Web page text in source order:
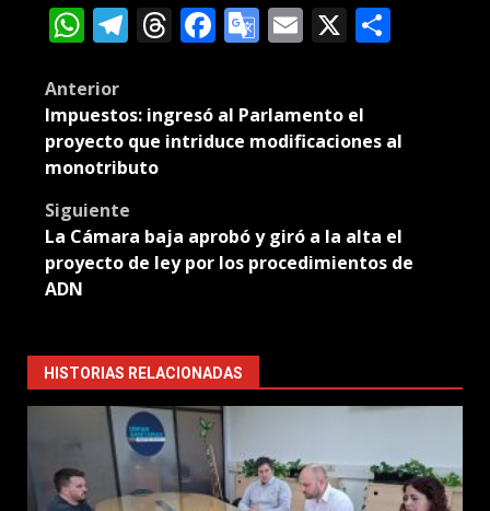
WhatsApp
Telegram
Threads
Facebook
Google
Email
X
Post
navigation
Anterior
Impuestos: ingresó al Parlamento el
proyecto que intriduce modificaciones al
monotributo
Siguiente
La Cámara baja aprobó y giró a la alta el
proyecto de ley por los procedimientos de
ADN
HISTORIAS RELACIONADAS